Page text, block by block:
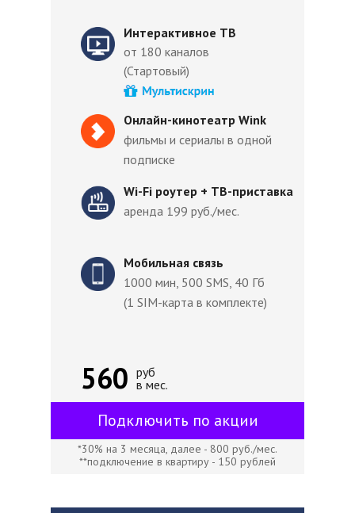
Wi-Fi роутер + ТВ-приставка
аренда 199 руб./мес.
*30% на 3 месяца, далее - 800 руб./мес.
**подключение в квартиру - 150 рублей
руб
в мес.
Мобильная связь
1000 мин, 500 SMS, 40 Гб
(1 SIM-карта в комплекте)
Подключить по акции
560
Онлайн-кинотеатр Wink
фильмы и сериалы в одной
подписке
Интерактивное ТВ
от 180 каналов
(Стартовый)